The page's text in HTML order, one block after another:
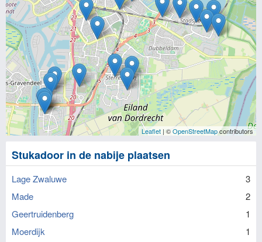
Leaflet | ©OpenStreetMapcontributors
Stukadoor in de nabije plaatsen
Lage Zwaluwe
3
Made
2
Geertruidenberg
1
Moerdijk
1